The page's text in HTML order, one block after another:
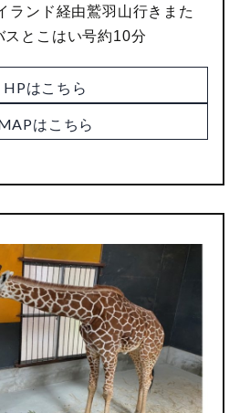
ランド経由鷲羽山行きまた
スとこはい号約10分
HPはこちら
はこちら